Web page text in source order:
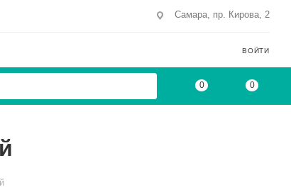
Самара, пр. Кирова, 2
ВОЙТИ
0 0